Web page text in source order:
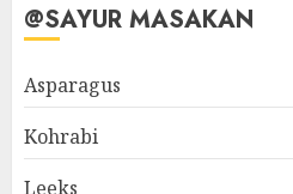
@SAYUR MASAKAN
Asparagus
Kohrabi
Leeks